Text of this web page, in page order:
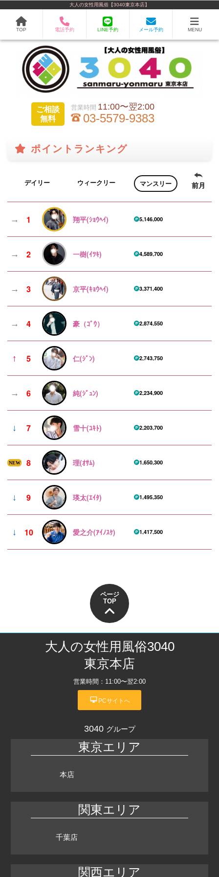
大人の女性用風俗【3040東京本店】
TOP 電話予約 LINE予約 メール予約 MENU
ご相談
無料
11:00〜翌2:00
03-5579-9383
ポイントランキング
デイリー ウィークリー マンスリー
→ 1 翔平(ｼｮｳﾍｲ) 5,146,000
→ 2 一樹(ｲﾂｷ) 4,589,700
→ 3 京平(ｷｮｳﾍｲ) 3,371,400
→ 4 豪（ｺﾞｳ） 2,874,550
↑ 5 仁(ｼﾞﾝ) 2,743,750
→ 6 純(ｼﾞｭﾝ) 2,234,900
↓ 7 雪十(ﾕｷﾄ) 2,203,700
NEW 8 理(ｵｻﾑ) 1,650,300
↓ 9 瑛太(ｴｲﾀ) 1,495,350
↓ 10 愛之介(ｱｲﾉｽｹ) 1,417,500
ページ
TOP
大人の女性用風俗3040
東京本店
営業時間：11:00〜翌2:00
desktop_mac PCサイトへ
3040 グループ
東京エリア
本店
関東エリア
千葉店
関西エリア